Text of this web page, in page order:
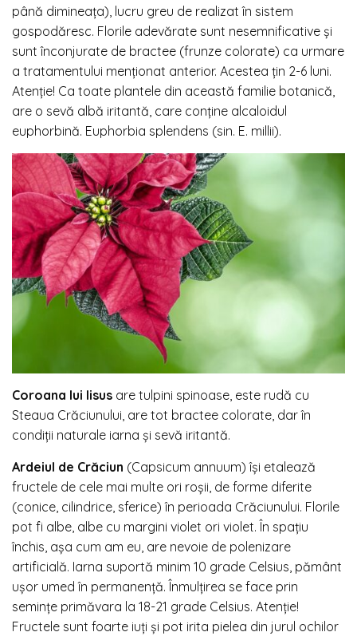
până dimineața), lucru greu de realizat în sistem
gospodăresc. Florile adevărate sunt nesemnificative și
sunt înconjurate de bractee (frunze colorate) ca urmare
a tratamentului menționat anterior. Acestea țin 2-6 luni.
Atenție! Ca toate plantele din această familie botanică,
are o sevă albă iritantă, care conține alcaloidul
euphorbină. Euphorbia splendens (sin. E. millii).
Coroana lui Iisus are tulpini spinoase, este rudă cu
Steaua Crăciunului, are tot bractee colorate, dar în
condiții naturale iarna și sevă iritantă.
Ardeiul de Crăciun (Capsicum annuum) își etalează
fructele de cele mai multe ori roșii, de forme diferite
(conice, cilindrice, sferice) în perioada Crăciunului. Florile
pot fi albe, albe cu margini violet ori violet. În spațiu
închis, așa cum am eu, are nevoie de polenizare
artificială. Iarna suportă minim 10 grade Celsius, pământ
ușor umed în permanență. Înmulțirea se face prin
semințe primăvara la 18-21 grade Celsius. Atenție!
Fructele sunt foarte iuți și pot irita pielea din jurul ochilor